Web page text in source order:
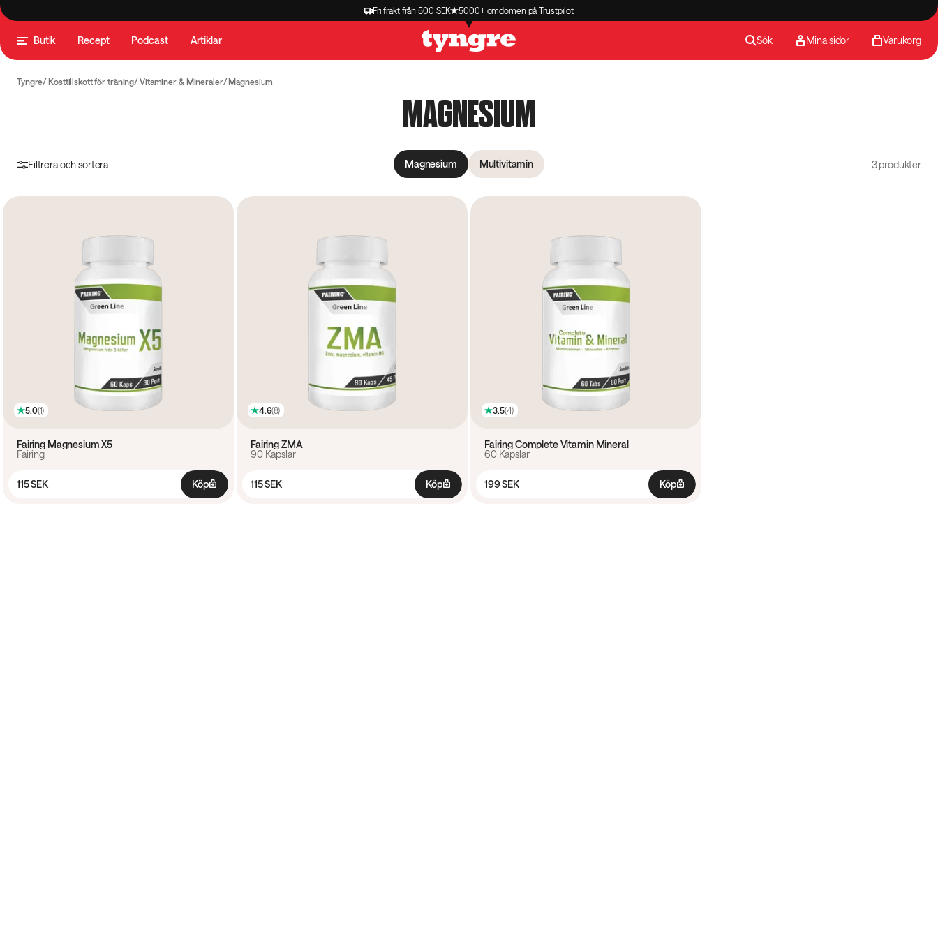
Fri frakt från 500 SEK 5000+ omdömen på Trustpilot
Butik Recept Podcast Artiklar Sök Mina sidor Varukorg
Tyngre Kosttillskott för träning Vitaminer & Mineraler Magnesium
MAGNESIUM
Magnesium Multivitamin
Filtrera och sortera 3 produkter
5.0(1)
Fairing Magnesium X5
Fairing
115 SEK Köp
4.6(8)
Fairing ZMA
90 Kapslar
115 SEK Köp
3.5(4)
Fairing Complete Vitamin Mineral
60 Kapslar
199 SEK Köp